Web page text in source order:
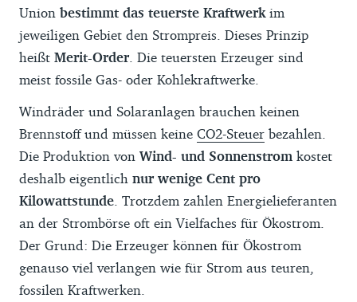
Union bestimmt das teuerste Kraftwerk im
jeweiligen Gebiet den Strompreis. Dieses Prinzip
heißt Merit-Order . Die teuersten Erzeuger sind
meist fossile Gas- oder Kohlekraftwerke.
Windräder und Solaranlagen brauchen keinen
Brennstoff und müssen keine CO2-Steuer bezahlen.
Die Produktion von Wind- und Sonnenstrom kostet
deshalb eigentlich nur wenige Cent pro
Kilowattstunde . Trotzdem zahlen Energielieferanten
an der Strombörse oft ein Vielfaches für Ökostrom.
Der Grund: Die Erzeuger können für Ökostrom
genauso viel verlangen wie für Strom aus teuren,
fossilen Kraftwerken.